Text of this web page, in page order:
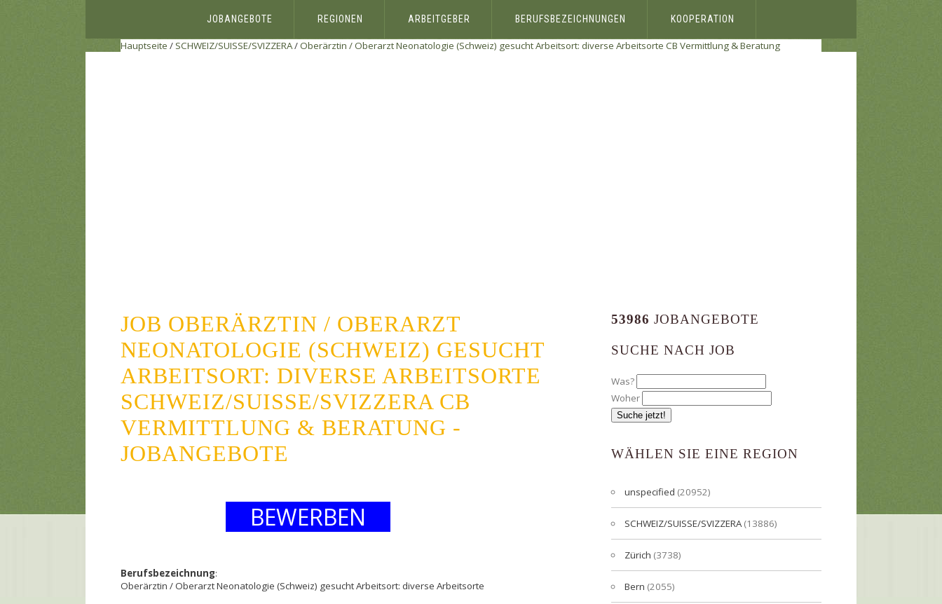
JOBANGEBOTE REGIONEN ARBEITGEBER BERUFSBEZEICHNUNGEN KOOPERATION
Hauptseite / SCHWEIZ/SUISSE/SVIZZERA/Oberärztin / Oberarzt Neonatologie (Schweiz) gesucht Arbeitsort: diverse Arbeitsorte CB Vermittlung & Beratung
JOB OBERÄRZTIN / OBERARZT
NEONATOLOGIE (SCHWEIZ) GESUCHT
ARBEITSORT: DIVERSE ARBEITSORTE
SCHWEIZ/SUISSE/SVIZZERA CB
VERMITTLUNG & BERATUNG -
JOBANGEBOTE
BEWERBEN
Berufsbezeichnung:
Oberärztin / Oberarzt Neonatologie (Schweiz) gesucht Arbeitsort: diverse Arbeitsorte
53986 JOBANGEBOTE
SUCHE NACH JOB
Was?
Woher
WÄHLEN SIE EINE REGION
unspecified (20952)
SCHWEIZ/SUISSE/SVIZZERA(13886)
Zürich (3738)
Bern (2055)